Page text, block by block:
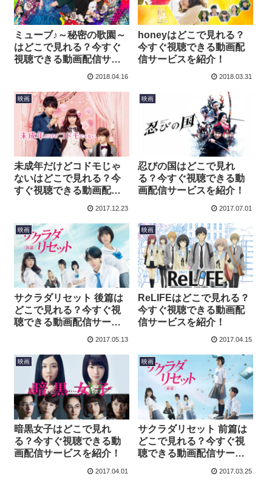
ミューブ♪～秘密の歌園～
はどこで見れる？今すぐ
視聴できる動画配信サー
2018.04.16
honeyはどこで見れる？
今すぐ視聴できる動画配
信サービスを紹介！
2018.03.31
映画
未成年だけどコドモじゃ
ないはどこで見れる？今
すぐ視聴できる動画配信
2017.12.23
映画
忍びの国はどこで見れ
る？今すぐ視聴できる動
画配信サービスを紹介！
2017.07.01
映画
サクラダリセット 後篇は
どこで見れる？今すぐ視
聴できる動画配信サービ
2017.05.13
映画
ReLIFEはどこで見れる？
今すぐ視聴できる動画配
信サービスを紹介！
2017.04.15
映画
暗黒女子はどこで見れ
る？今すぐ視聴できる動
画配信サービスを紹介！
2017.04.01
映画
サクラダリセット 前篇は
どこで見れる？今すぐ視
聴できる動画配信サービ
2017.03.25